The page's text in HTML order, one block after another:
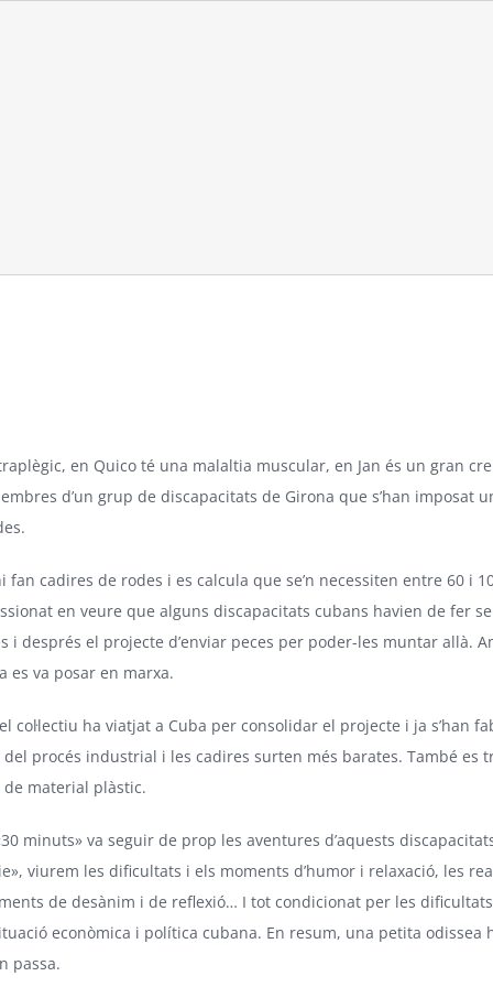
en Quico té una malaltia muscular, en Jan és un gran
d’un grup de discapacitats de Girona que s’han imposat
fan cadires de rodes i es calcula que se’n necessiten entre 60
en veure que alguns discapacitats cubans havien de fer
i després el projecte d’enviar peces per poder-les muntar allà.
es va posar en marxa.
col·lectiu ha viatjat a Cuba per consolidar el projecte i ja s’han
procés industrial i les cadires surten més barates. També es
de material plàstic.
30 minuts» va seguir de prop les aventures d’aquests
viurem les dificultats i els moments d’humor i relaxació, les
de desànim i de reflexió… I tot condicionat per les
econòmica i política cubana. En resum, una petita
passa.